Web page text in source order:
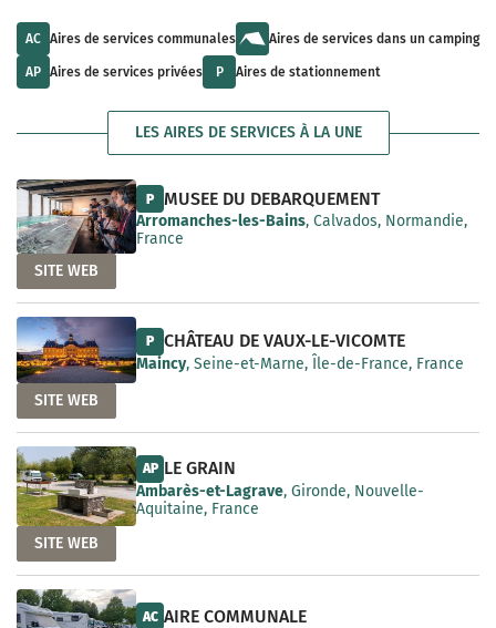
i
l
b
l
t
s
v
a
a
e
l
t
a
v
l
l
e
AC Aires de services communales Aires de services dans un camping
AP Aires de services privées P Aires de stationnement
LES AIRES DE SERVICES À LA UNE
P MUSEE DU DEBARQUEMENT
Arromanches-les-Bains, Calvados, Normandie,
France
SITE WEB
P CHÂTEAU DE VAUX-LE-VICOMTE
Maincy, Seine-et-Marne, Île-de-France, France
SITE WEB
AP LE GRAIN
Ambarès-et-Lagrave, Gironde, Nouvelle-
Aquitaine, France
SITE WEB
AC AIRE COMMUNALE